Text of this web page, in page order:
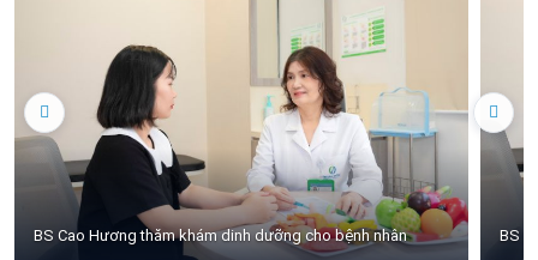
BS Cao Hương thăm khám dinh dưỡng cho bệnh nhân BS